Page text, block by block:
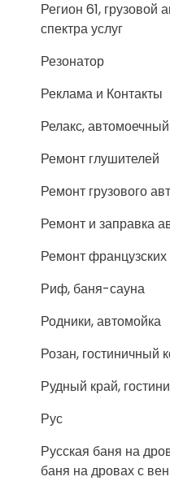
Регион 61, грузовой
спектра услуг
Резонатор
Реклама и Контакты
Релакс,
Ремонт глушителей
Ремонт грузового
Ремонт и заправка
Ремонт
Риф, баня-сауна
Родники, автомойка
Розан, гостиничный
Рудный край,
Рус
Русская баня на
баня на дровах с